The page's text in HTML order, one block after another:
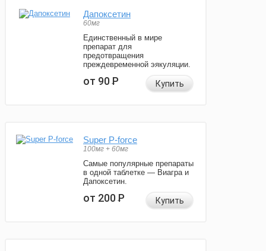
Дапоксетин
60мг
Единственный в мире
препарат для
предотвращения
преждевременной эякуляции.
от 90Р Купить
Super P-force
100мг + 60мг
Самые популярные препараты
в одной таблетке — Виагра и
Дапоксетин.
от 200Р Купить